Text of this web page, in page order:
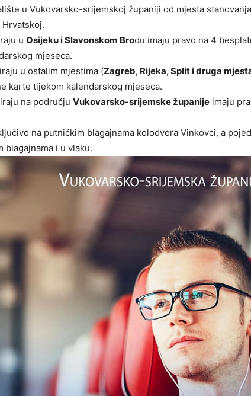
u Vukovarsko-srijemskoj županiji od mjesta
u Osijeku i Slavonskom Brodu imaju pravo na 4
mjeseca.
u ostalim mjestima (Zagreb, Rijeka, Split i druga
karte tijekom kalendarskog mjeseca.
na području Vukovarsko-srijemske županije imaju
na putničkim blagajnama kolodvora Vinkovci, a
i u vlaku.